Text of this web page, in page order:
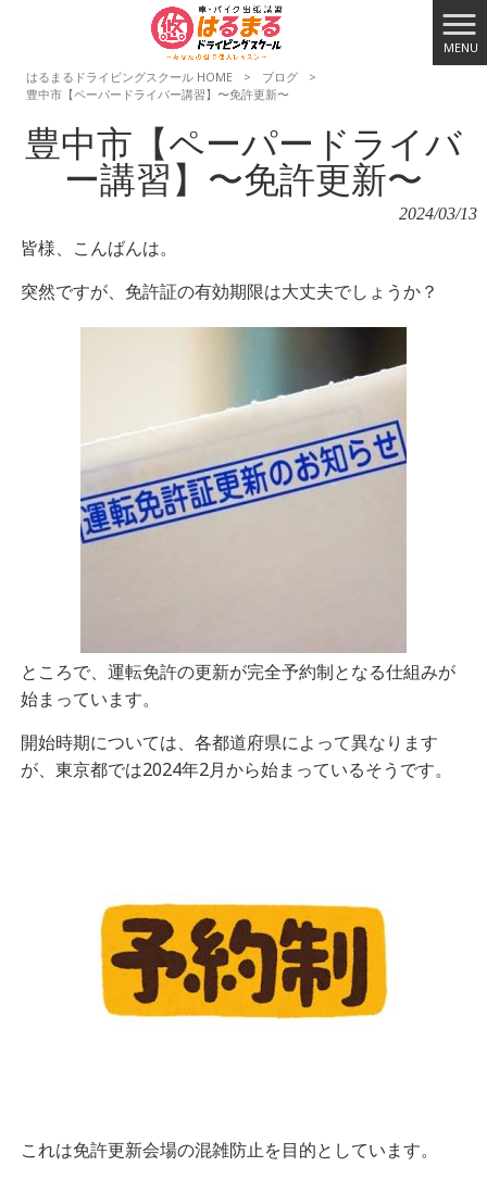
MENU
はるまるドライビングスクール HOME
> ブログ
>
豊中市【ペーパードライバー講習】〜免許更新〜
豊中市【ペーパードライバ
ー講習】〜免許更新〜
2024/03/13
皆様、こんばんは。
突然ですが、免許証の有効期限は大丈夫でしょうか？
ところで、運転免許の更新が完全予約制となる仕組みが
始まっています。
開始時期については、各都道府県によって異なります
が、東京都では2024年2月から始まっているそうです。
これは免許更新会場の混雑防止を目的としています。